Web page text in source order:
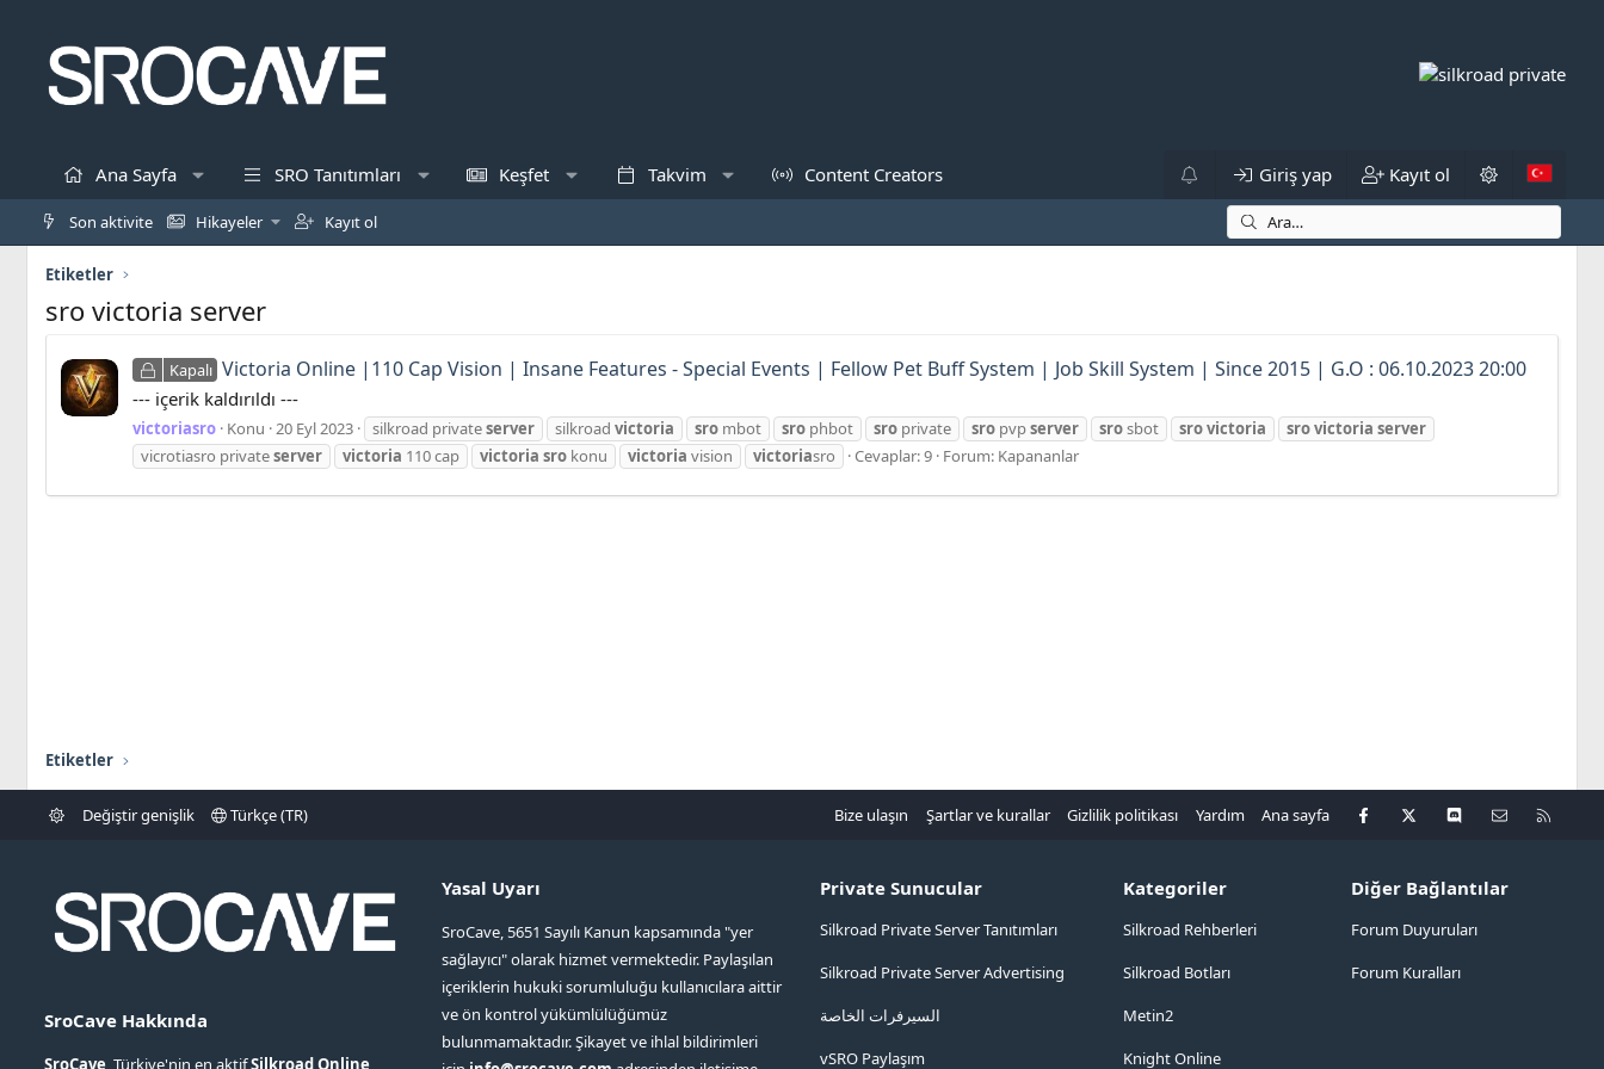
Ana Sayfa SRO Tanıtımları Keşfet Takvim Content Creators Giriş yap Kayıt ol
Son aktivite Hikayeler Kayıt ol
Etiketler
sro victoria server
Kapalı Victoria Online |110 Cap Vision | Insane Features - Special Events | Fellow Pet Buff System | Job Skill System | Since 2015 | G.O : 06.10.2023 20:00
--- içerik kaldırıldı ---
victoriasro Konu 20 Eyl 2023 silkroad privateserver silkroad victoria sro mbot sro phbot sro private sro pvpserver srosbot srovictoria srovictoria server
vicrotiasro privateserver victoria 110 cap victoria sro konu victoria vision victoriasro Cevaplar: 9 Forum: Kapananlar
Etiketler
Değiştir genişlik Türkçe (TR) Bize ulaşın Şartlar ve kurallar Gizlilik politikası Yardım Ana sayfa Facebook
X Discord Bize ulaşın
SroCave Hakkında
SroCave , Türkiye'nin en aktifSilkroad Online
Yasal Uyarı
SroCave, 5651 Sayılı Kanun kapsamında "yer
sağlayıcı" olarak hizmet vermektedir. Paylaşılan
içeriklerin hukuki sorumluluğu kullanıcılara aittir
ve ön kontrol yükümlülüğümüz
bulunmamaktadır. Şikayet ve ihlal bildirimleri
Private Sunucular
Silkroad Private Server Tanıtımları
Silkroad Private Server Advertising
السيرفرات الخاصة
vSRO Paylaşım
Kategoriler
Silkroad Rehberleri
Silkroad Botları
Metin2
Knight Online
Diğer Bağlantılar
Forum Duyuruları
Forum Kuralları